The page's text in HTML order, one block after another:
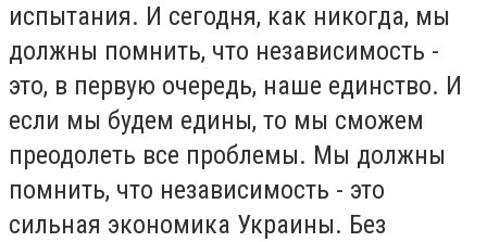
испытания. И сегодня, как никогда, мы
должны помнить, что независимость -
это, в первую очередь, наше единство. И
если мы будем едины, то мы сможем
преодолеть все проблемы. Мы должны
помнить, что независимость - это
сильная экономика Украины. Без